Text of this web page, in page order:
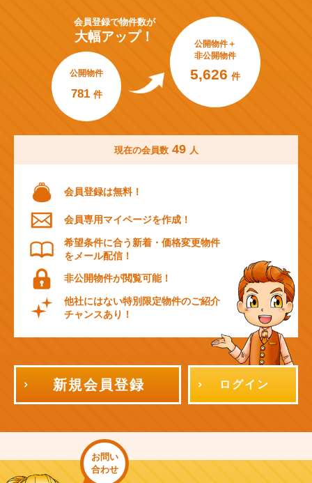
会員登録で物件数が
大幅アップ！
公開物件
781 件
公開物件＋
非公開物件
5,626 件
現在の会員数 49 人
会員登録は無料！
会員専用マイページを作成！
希望条件に合う新着・価格変更物件
をメール配信！
非公開物件が閲覧可能！
他社にはない特別限定物件のご紹介
チャンスあり！
新規会員登録 ログイン
お問い
合わせ